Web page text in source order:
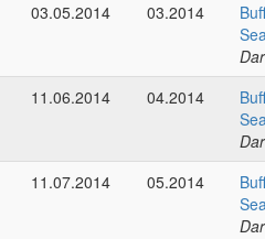
03.05.2014
03.2014
11.06.2014
04.2014
11.07.2014
05.2014